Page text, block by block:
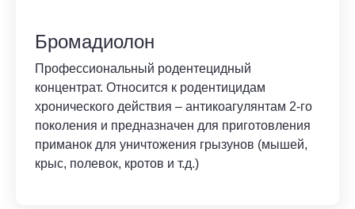
Бромадиолон
Профессиональный родентецидный
концентрат. Относится к родентицидам
хронического действия – антикоагулянтам 2-го
поколения и предназначен для приготовления
приманок для уничтожения грызунов (мышей,
крыс, полевок, кротов и т.д.)